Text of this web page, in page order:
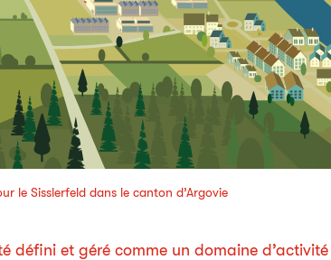
le Sisslerfeld dans le canton d’Argovie
défini et géré comme un domaine d’activité